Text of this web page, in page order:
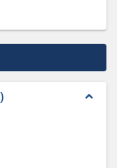
expand_less